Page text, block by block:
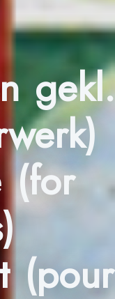
gekl.
(for
(pour